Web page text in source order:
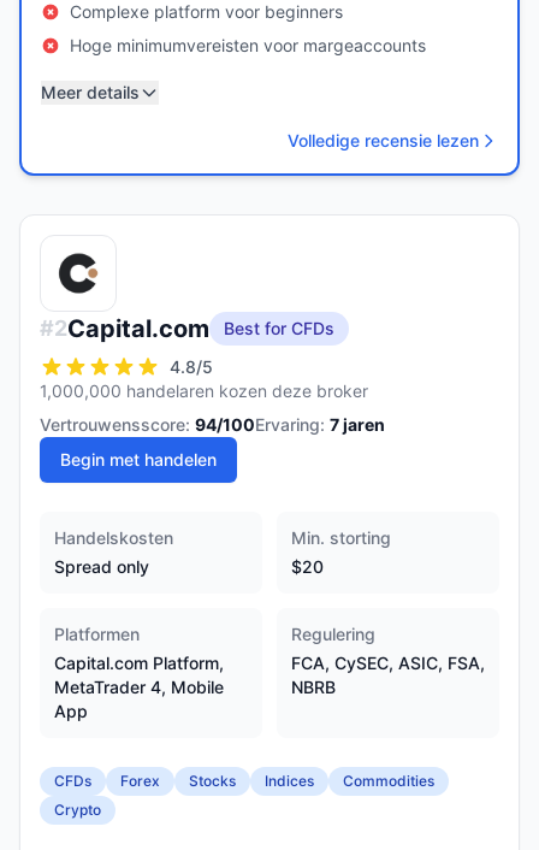
Complexe platform voor beginners
Hoge minimumvereisten voor margeaccounts
Meer details
Volledige recensie lezen
#2Capital.com
Best for CFDs
4.8/5
1,000,000 handelaren kozen deze broker
Vertrouwensscore: 94/100Ervaring: 7jaren
Begin met handelen
Handelskosten
Spread only
Min. storting
$20
Platformen
Capital.com Platform,
MetaTrader 4, Mobile
App
Regulering
FCA, CySEC, ASIC, FSA,
NBRB
CFDs Forex Stocks Indices
Commodities
Crypto